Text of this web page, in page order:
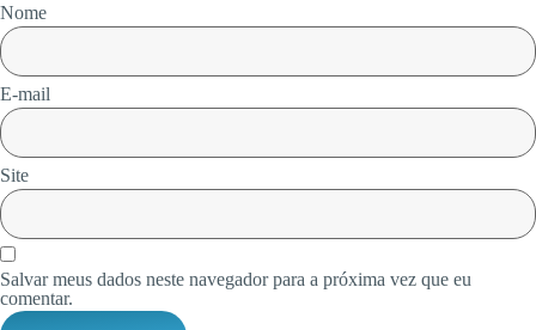
Nome
E-mail
Site
Salvar meus dados neste navegador para a próxima vez que eu
comentar.